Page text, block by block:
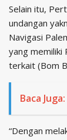
Selain itu,
undangan
Navigasi
yang memiliki
terkait (Bom
Baca Juga:
“Dengan